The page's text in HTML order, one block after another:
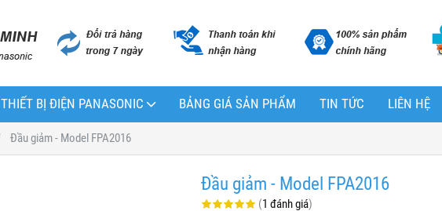
THIẾT BỊ ĐIỆN PANASONIC BẢNG GIÁ SẢN PHẨM TIN TỨC LIÊN HỆ
Đầu giảm - Model FPA2016
Đầu giảm - Model FPA2016
(1 đánh giá)